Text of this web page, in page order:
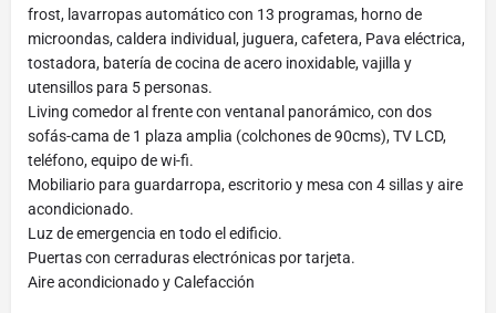
frost, lavarropas automático con 13 programas, horno de
microondas, caldera individual, juguera, cafetera, Pava eléctrica,
tostadora, batería de cocina de acero inoxidable, vajilla y
utensillos para 5 personas.
Living comedor al frente con ventanal panorámico, con dos
sofás-cama de 1 plaza amplia (colchones de 90cms), TV LCD,
teléfono, equipo de wi-fi.
Mobiliario para guardarropa, escritorio y mesa con 4 sillas y aire
acondicionado.
Luz de emergencia en todo el edificio.
Puertas con cerraduras electrónicas por tarjeta.
Aire acondicionado y Calefacción